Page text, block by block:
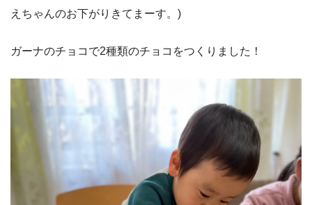
えちゃんのお下がりきてまーす。)
ガーナのチョコで2種類のチョコをつくりました！